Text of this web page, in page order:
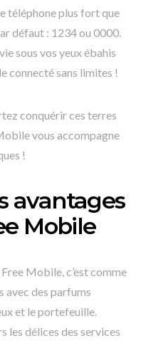
téléphone plus fort que
défaut : 1234 ou 0000.
sous vos yeux ébahis
connecté sans limites !
conquérir ces terres
vous accompagne
!
avantages
Mobile
Mobile, c’est comme
avec des parfums
et le portefeuille.
les délices des services